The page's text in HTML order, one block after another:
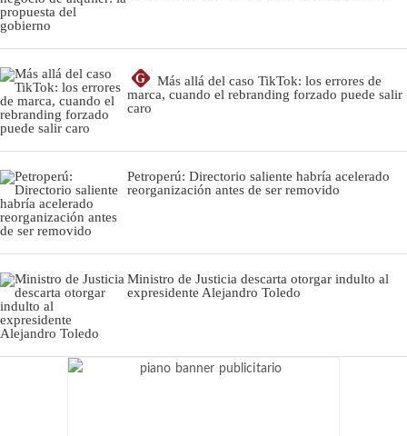
G
Más allá del caso TikTok: los errores de
marca, cuando el rebranding forzado puede salir
caro
Petroperú: Directorio saliente habría acelerado
reorganización antes de ser removido
Ministro de Justicia descarta otorgar indulto al
expresidente Alejandro Toledo